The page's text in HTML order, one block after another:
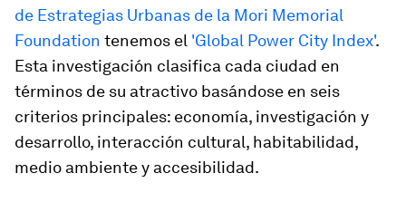
de Estrategias Urbanas de la Mori Memorial
Foundation tenemos el 'Global Power City Index'.
Esta investigación clasifica cada ciudad en
términos de su atractivo basándose en seis
criterios principales: economía, investigación y
desarrollo, interacción cultural, habitabilidad,
medio ambiente y accesibilidad.